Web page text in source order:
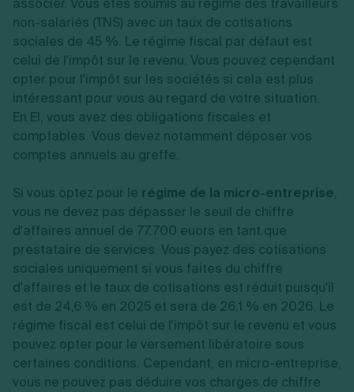
associer. Vous êtes soumis au régime des travailleurs
non-salariés (TNS) avec un taux de cotisations
sociales de 45 %. Le régime fiscal par défaut est
celui de l'impôt sur le revenu. Vous pouvez cependant
opter pour l'impôt sur les sociétés si cela est plus
intéressant pour vous au regard de votre situation.
En EI, vous avez des obligations fiscales et
comptables. Vous devez notamment déposer vos
comptes annuels au greffe.
Si vous optez pour le régime de la micro-entreprise,
vous ne devez pas dépasser le seuil de chiffre
d'affaires annuel de 77.700 euors en tant que
prestataire de services. Vous payez des cotisations
sociales uniquement si vous faites du chiffre
d'affaires et le taux de cotisations est réduit puisqu'il
est de 24,6 % en 2025 et sera de 26,1 % en 2026. Le
régime fiscal est celui de l'impôt sur le revenu et vous
pouvez opter pour le versement libératoire sous
certaines conditions. Cependant, en micro-entreprise,
vous ne pouvez pas déduire vos charges de chiffre